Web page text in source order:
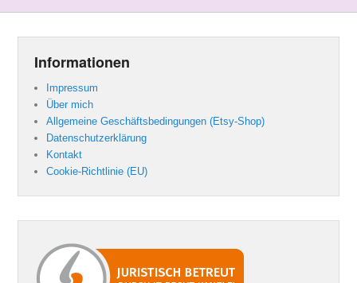
Informationen
Impressum
Über mich
Allgemeine Geschäftsbedingungen (Etsy-Shop)
Datenschutzerklärung
Kontakt
Cookie-Richtlinie (EU)